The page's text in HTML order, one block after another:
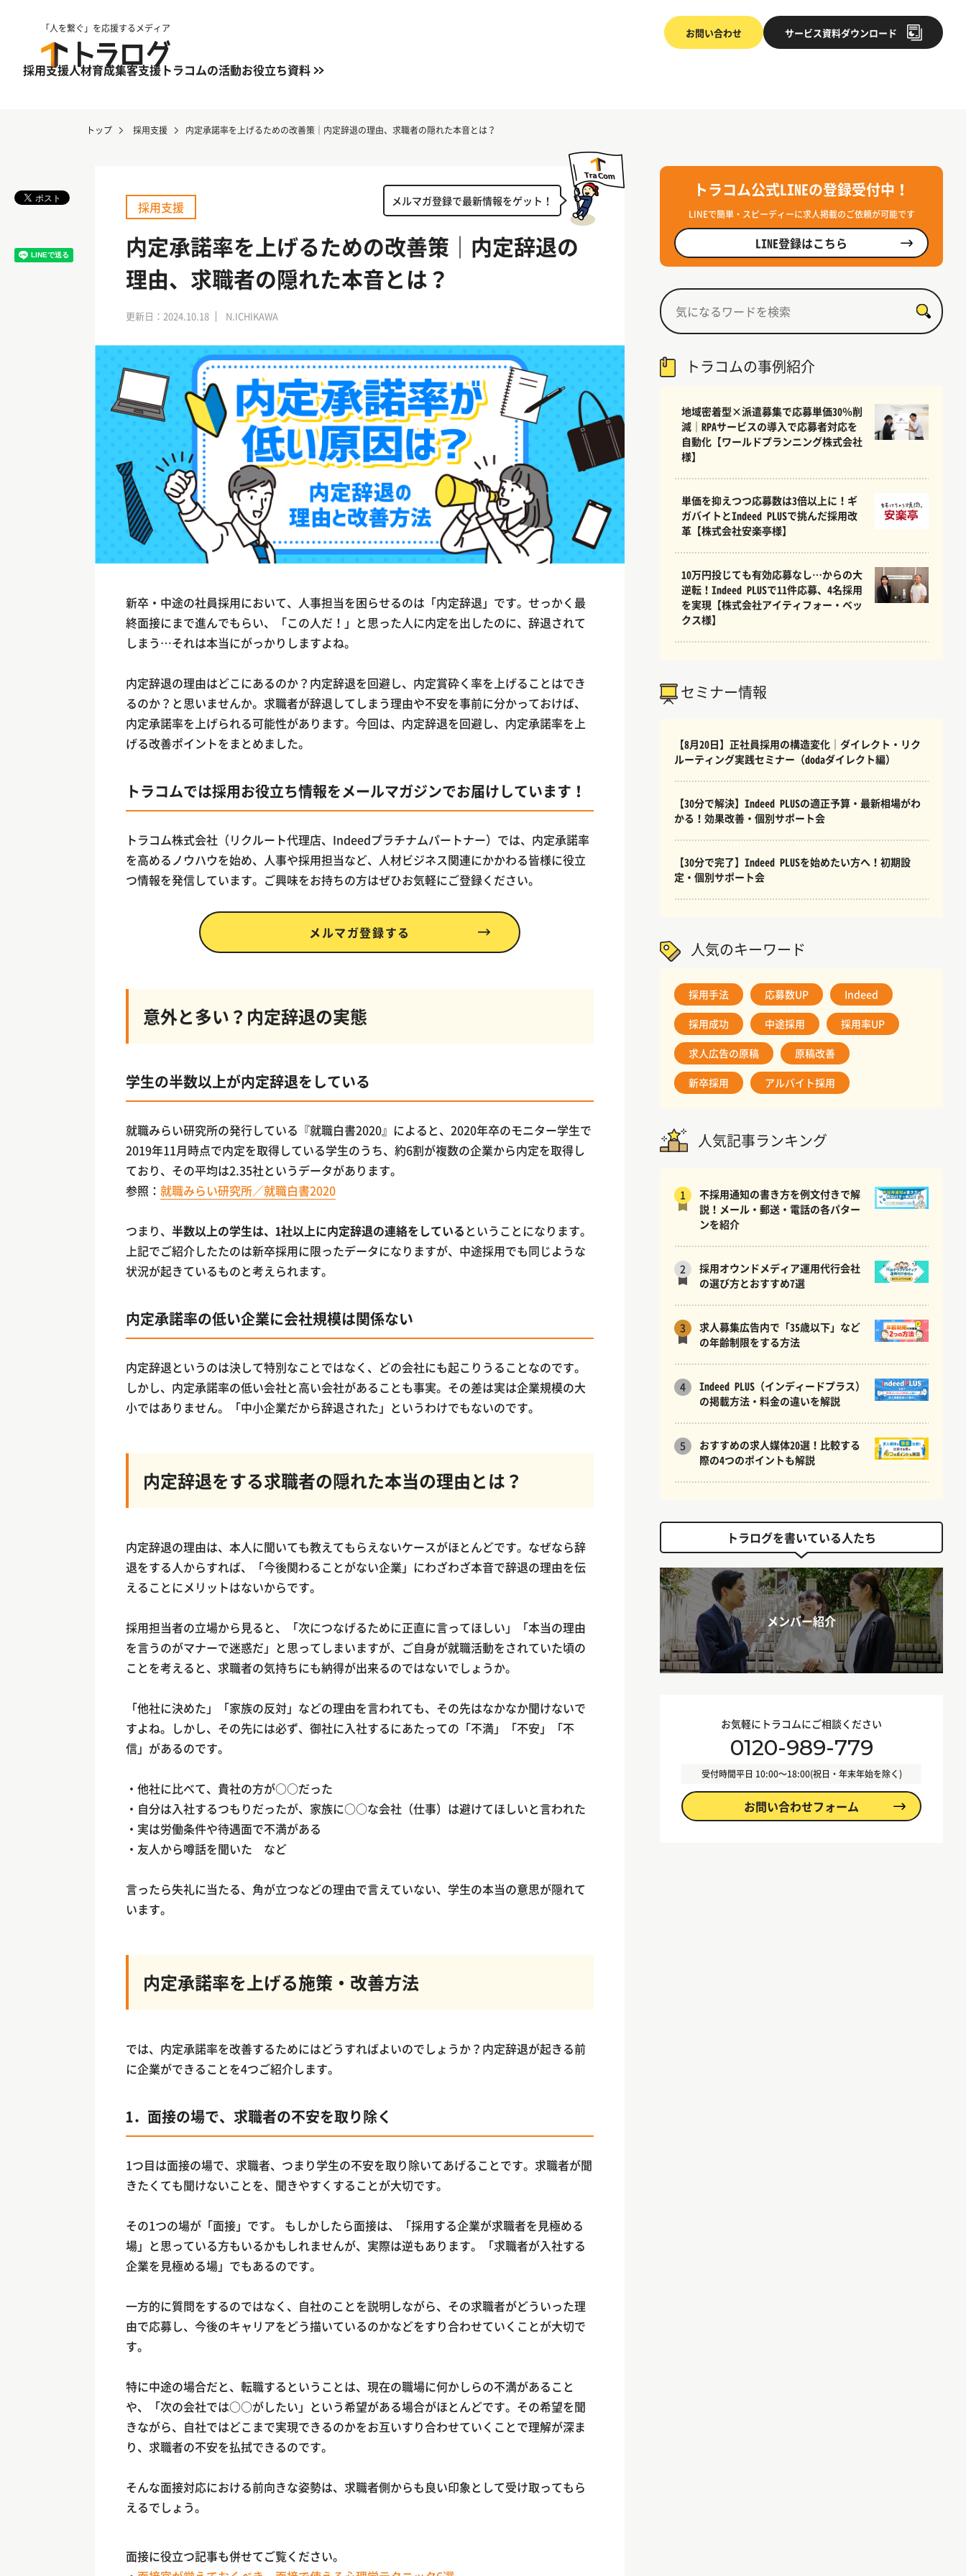
「人を繋ぐ」を応援するメディア お問い合わせ サービス資料ダウンロード
採用支援人材育成集客支援 トラコムの活動お役立ち資料
トップ 採用支援 内定承諾率を上げるための改善策｜内定辞退の理由、求職者の隠れた本音とは？
メルマガ登録で最新情報をゲット！
採用支援
内定承諾率を上げるための改善策｜内定辞退の
理由、求職者の隠れた本音とは？
更新日：2024.10.18 N.ICHIKAWA
新卒・中途の社員採用において、人事担当を困らせるのは「内定辞退」です。せっかく最
終面接にまで進んでもらい、「この人だ！」と思った人に内定を出したのに、辞退されて
しまう…それは本当にがっかりしますよね。
内定辞退の理由はどこにあるのか？内定辞退を回避し、内定賞砕く率を上げることはでき
るのか？と思いませんか。求職者が辞退してしまう理由や不安を事前に分かっておけば、
内定承諾率を上げられる可能性があります。今回は、内定辞退を回避し、内定承諾率を上
げる改善ポイントをまとめました。
トラコムでは採用お役立ち情報をメールマガジンでお届けしています！
トラコム株式会社（リクルート代理店、Indeedプラチナムパートナー）では、内定承諾率
を高めるノウハウを始め、人事や採用担当など、人材ビジネス関連にかかわる皆様に役立
つ情報を発信しています。ご興味をお持ちの方はぜひお気軽にご登録ください。
メルマガ登録する
意外と多い？内定辞退の実態
学生の半数以上が内定辞退をしている
就職みらい研究所の発行している『就職白書2020』によると、2020年卒のモニター学生で
2019年11月時点で内定を取得している学生のうち、約6割が複数の企業から内定を取得し
ており、その平均は2.35社というデータがあります。
参照：就職みらい研究所／就職白書2020
つまり、半数以上の学生は、1社以上に内定辞退の連絡をしているということになります。
上記でご紹介したたのは新卒採用に限ったデータになりますが、中途採用でも同じような
状況が起きているものと考えられます。
内定承諾率の低い企業に会社規模は関係ない
内定辞退というのは決して特別なことではなく、どの会社にも起こりうることなのです。
しかし、内定承諾率の低い会社と高い会社があることも事実。その差は実は企業規模の大
小ではありません。「中小企業だから辞退された」というわけでもないのです。
内定辞退をする求職者の隠れた本当の理由とは？
内定辞退の理由は、本人に聞いても教えてもらえないケースがほとんどです。なぜなら辞
退をする人からすれば、「今後関わることがない企業」にわざわざ本音で辞退の理由を伝
えることにメリットはないからです。
採用担当者の立場から見ると、「次につなげるために正直に言ってほしい」「本当の理由
を言うのがマナーで迷惑だ」と思ってしまいますが、ご自身が就職活動をされていた頃の
ことを考えると、求職者の気持ちにも納得が出来るのではないでしょうか。
「他社に決めた」「家族の反対」などの理由を言われても、その先はなかなか聞けないで
すよね。しかし、その先には必ず、御社に入社するにあたっての「不満」「不安」「不
信」があるのです。
・他社に比べて、貴社の方が○○だった
・自分は入社するつもりだったが、家族に○○な会社（仕事）は避けてほしいと言われた
・実は労働条件や待遇面で不満がある
・友人から噂話を聞いた など
言ったら失礼に当たる、角が立つなどの理由で言えていない、学生の本当の意思が隠れて
います。
内定承諾率を上げる施策・改善方法
では、内定承諾率を改善するためにはどうすればよいのでしょうか？内定辞退が起きる前
に企業ができることを4つご紹介します。
1．面接の場で、求職者の不安を取り除く
1つ目は面接の場で、求職者、つまり学生の不安を取り除いてあげることです。求職者が聞
きたくても聞けないことを、聞きやすくすることが大切です。
その1つの場が「面接」です。 もしかしたら面接は、「採用する企業が求職者を見極める
場」と思っている方もいるかもしれませんが、実際は逆もあります。「求職者が入社する
企業を見極める場」でもあるのです。
一方的に質問をするのではなく、自社のことを説明しながら、その求職者がどういった理
由で応募し、今後のキャリアをどう描いているのかなどをすり合わせていくことが大切で
す。
特に中途の場合だと、転職するということは、現在の職場に何かしらの不満があること
や、「次の会社では○○がしたい」という希望がある場合がほとんどです。その希望を聞
きながら、自社ではどこまで実現できるのかをお互いすり合わせていくことで理解が深ま
り、求職者の不安を払拭できるのです。
そんな面接対応における前向きな姿勢は、求職者側からも良い印象として受け取ってもら
えるでしょう。
面接に役立つ記事も併せてご覧ください。
トラコム公式LINEの登録受付中！
LINEで簡単・スピーディーに求人掲載のご依頼が可能です
LINE登録はこちら
トラコムの事例紹介
地域密着型×派遣募集で応募単価30％削
減｜RPAサービスの導入で応募者対応を
自動化【ワールドプランニング株式会社
様】
単価を抑えつつ応募数は3倍以上に！ギ
ガバイトとIndeed PLUSで挑んだ採用改
革【株式会社安楽亭様】
10万円投じても有効応募なし…からの大
逆転！Indeed PLUSで11件応募、4名採用
を実現【株式会社アイティフォー・ベッ
クス様】
セミナー情報
【8月20日】正社員採用の構造変化｜ダイレクト・リク
ルーティング実践セミナー（dodaダイレクト編）
【30分で解決】Indeed PLUSの適正予算・最新相場がわ
かる！効果改善・個別サポート会
【30分で完了】Indeed PLUSを始めたい方へ！初期設
定・個別サポート会
人気のキーワード
採用手法 応募数UP Indeed
採用成功 中途採用 採用率UP
求人広告の原稿 原稿改善
新卒採用 アルバイト採用
人気記事ランキング
1
不採用通知の書き方を例文付きで解
説！メール・郵送・電話の各パター
ンを紹介
2
採用オウンドメディア運用代行会社
の選び方とおすすめ7選
3
求人募集広告内で「35歳以下」など
の年齢制限をする方法
4
Indeed PLUS（インディードプラス）
の掲載方法・料金の違いを解説
5
おすすめの求人媒体20選！比較する
際の4つのポイントも解説
トラログを書いている人たち
メンバー紹介
お気軽にトラコムにご相談ください
0120-989-779
受付時間平日 10:00〜18:00(祝日・年末年始を除く)
お問い合わせフォーム